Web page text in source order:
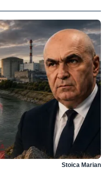
Stoica Marian